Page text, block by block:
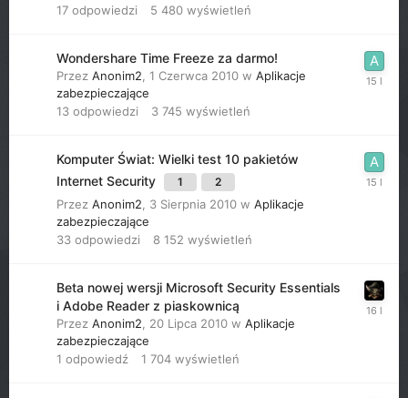
17 odpowiedzi 5 480 wyświetleń
Wondershare Time Freeze za darmo!
Przez Anonim2 1 Czerwca 2010 w Aplikacje
zabezpieczające
13 odpowiedzi 3 745 wyświetleń
Komputer Świat: Wielki test 10 pakietów
Internet Security
1 2
Przez Anonim2 3 Sierpnia 2010 w Aplikacje
zabezpieczające
33 odpowiedzi 8 152 wyświetleń
Beta nowej wersji Microsoft Security Essentials
i Adobe Reader z piaskownicą
Przez Anonim2 20 Lipca 2010 w Aplikacje
zabezpieczające
1 odpowiedź 1 704 wyświetleń